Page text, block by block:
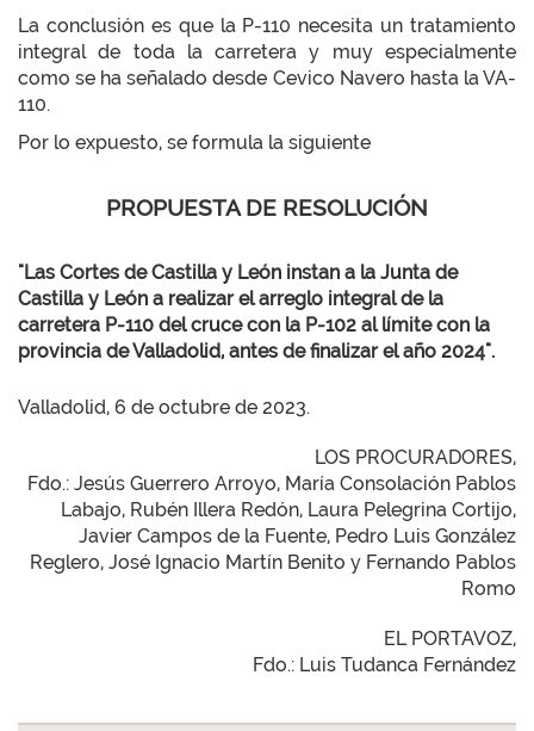
La conclusión es que la P-110 necesita un tratamiento
integral de toda la carretera y muy especialmente
como se ha señalado desde Cevico Navero hasta la VA-
110.
Por lo expuesto, se formula la siguiente
PROPUESTA DE RESOLUCIÓN
"Las Cortes de Castilla y León instan a la Junta de
Castilla y León a realizar el arreglo integral de la
carretera P-110 del cruce con la P-102 al límite con la
provincia de Valladolid, antes de finalizar el año 2024".
Valladolid, 6 de octubre de 2023.
LOS PROCURADORES,
Fdo.: Jesús Guerrero Arroyo, María Consolación Pablos
Labajo, Rubén Illera Redón, Laura Pelegrina Cortijo,
Javier Campos de la Fuente, Pedro Luis González
Reglero, José Ignacio Martín Benito y Fernando Pablos
Romo
EL PORTAVOZ,
Fdo.: Luis Tudanca Fernández